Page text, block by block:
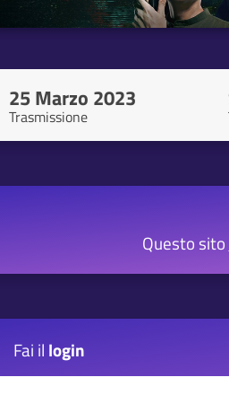
25 Marzo 2023
Trasmissione
Questo sito
Fai il login